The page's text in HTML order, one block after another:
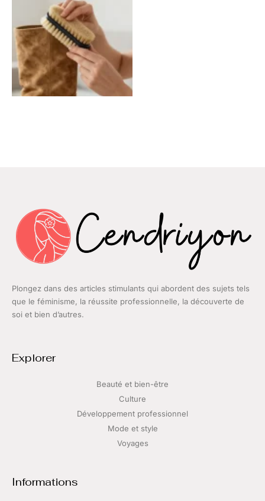
Plongez dans des articles stimulants qui abordent des sujets tels
que le féminisme, la réussite professionnelle, la découverte de
soi et bien d’autres.
Explorer
Beauté et bien-être
Culture
Développement professionnel
Mode et style
Voyages
Informations